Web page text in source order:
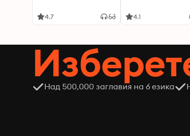
4.7 4.1
Над 500,000 заглавия на 6 езика